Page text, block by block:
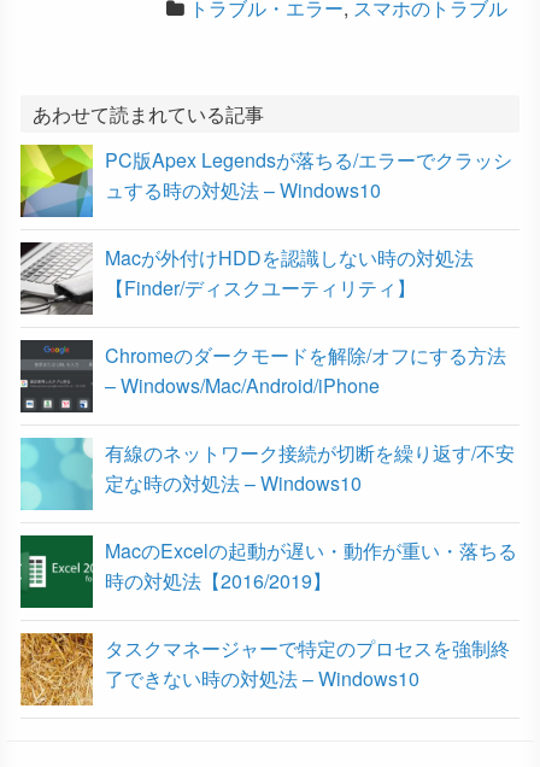
b
o
o
k
i
t
e
r
t
a
n
c
t
トラブル・エラー, スマホのトラブル
あわせて読まれている記事
PC版Apex Legendsが落ちる/エラーでクラッシ
ュする時の対処法 – Windows10
Macが外付けHDDを認識しない時の対処法
【Finder/ディスクユーティリティ】
Chromeのダークモードを解除/オフにする方法
– Windows/Mac/Android/iPhone
有線のネットワーク接続が切断を繰り返す/不安
定な時の対処法 – Windows10
MacのExcelの起動が遅い・動作が重い・落ちる
時の対処法【2016/2019】
タスクマネージャーで特定のプロセスを強制終
了できない時の対処法 – Windows10